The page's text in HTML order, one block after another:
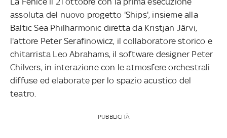
assoluta del nuovo progetto 'Ships', insieme alla
Baltic Sea Philharmonic diretta da Kristjan Järvi,
l'attore Peter Serafinowicz, il collaboratore storico e
chitarrista Leo Abrahams, il software designer Peter
Chilvers, in interazione con le atmosfere orchestrali
diffuse ed elaborate per lo spazio acustico del
teatro.
PUBBLICITÀ